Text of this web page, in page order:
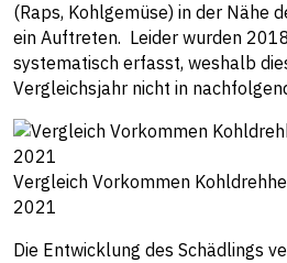
(Raps, Kohlgemüse) in der Nähe
ein Auftreten. Leider wurden
systematisch erfasst, weshalb
Vergleichsjahr nicht in
Vergleich Vorkommen
2021
Die Entwicklung des Schädlings